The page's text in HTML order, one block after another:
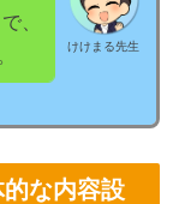
けけまる先生
、
な内容設